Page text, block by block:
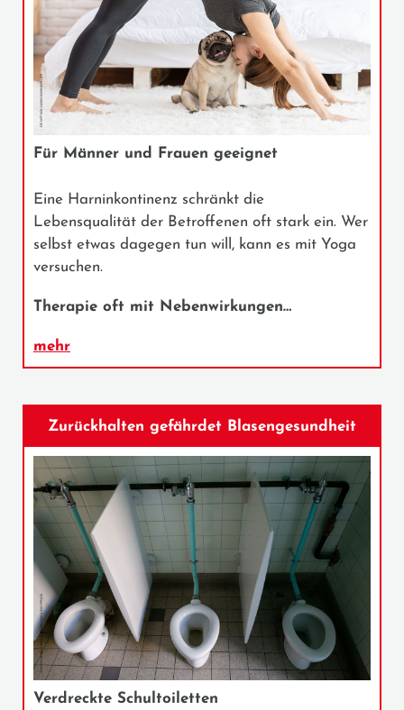
Für Männer und Frauen geeignet
Eine Harninkontinenz schränkt die
Lebensqualität der Betroffenen oft stark ein. Wer
selbst etwas dagegen tun will, kann es mit Yoga
versuchen.
Therapie oft mit Nebenwirkungen…
mehr
Zurückhalten gefährdet Blasengesundheit
Verdreckte Schultoiletten